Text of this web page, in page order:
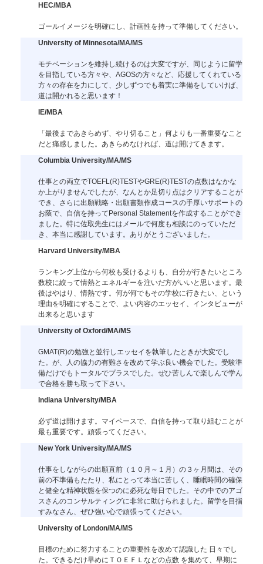
HEC/MBA
ゴールイメージを明確にし、計画性を持って準備してください。
University of Minnesota/MA/MS
モチベーションを維持し続けるのは大変ですが、同じように留学
を目指している方々や、AGOSの方々など、応援してくれている
方々の存在を力にして、少しずつでも着実に準備をしていけば、
道は開かれると思います！
IE/MBA
「最後まであきらめず、やり切ること」何よりも一番重要なこと
だと痛感しました。あきらめなければ、道は開けてきます。
Columbia University/MA/MS
仕事との両立でTOEFL(R)TESTやGRE(R)TESTの点数はなかな
か上がりませんでしたが、なんとか足切り点はクリアすることが
でき、さらに出願戦略・出願書類作成コースの手厚いサポートの
お蔭で、自信を持ってPersonal Statementを作成することができ
ました。特に佐取先生にはメールで何度も相談にのっていただ
き、本当に感謝しています。ありがとうございました。
Harvard University/MBA
ランキング上位から何校も受けるよりも、自分が行きたいところ
数校に絞って情熱とエネルギーを注いだ方がいいと思います。最
後はやはり、情熱です。何が何でもその学校に行きたい、という
理由を明確にすることで、よい内容のエッセイ、インタビューが
出来ると思います
University of Oxford/MA/MS
GMAT(R)の勉強と並行しエッセイを執筆したときが大変でし
た。が、人の協力の有難さを改めて学ぶ良い機会でした。受験準
備だけでもトータルでプラスでした。ぜひ苦しんで楽しんで学ん
で合格を勝ち取って下さい。
Indiana University/MBA
必ず道は開けます。マイペースで、自信を持って取り組むことが
最も重要です。頑張ってください。
New York University/MA/MS
仕事をしながらの出願直前（１０月～１月）の３ヶ月間は、その
前の不準備もたたり、私にとって本当に苦しく、睡眠時間の確保
と健全な精神状態を保つのに必死な毎日でした。その中でのアゴ
スさんのコンサルティングに非常に助けられました。留学を目指
すみなさん、ぜひ強い心で頑張ってください。
University of London/MA/MS
目標のために努力することの重要性を改めて認識した 日々でし
た。できるだけ早めにＴＯＥＦＬなどの点数 を集めて、早期に